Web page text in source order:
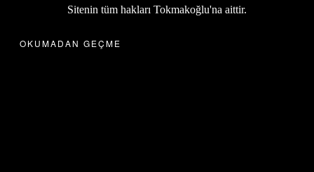
Sitenin tüm hakları Tokmakoğlu'na aittir.
OKUMADAN GEÇME